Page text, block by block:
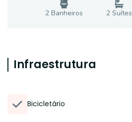
2 Banheiros 2Suítes
Infraestrutura
Bicicletário